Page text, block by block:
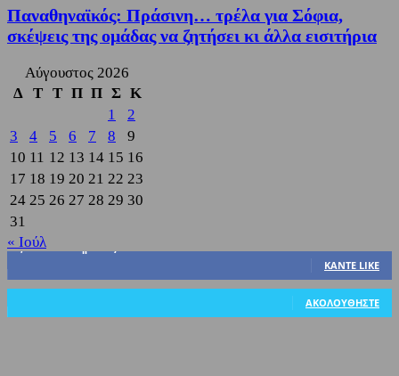
Παναθηναϊκός: Πράσινη… τρέλα για Σόφια,
σκέψεις της ομάδας να ζητήσει κι άλλα εισιτήρια
Αύγουστος 2026
Δ
Τ Τ Π Π Σ Κ
1
2
3
4 5 6 7 8
9
10 11 12 13 14 15 16
17 18 19 20 21 22 23
24 25 26 27 28 29 30
31
« Ιούλ
3,822
ΚΆΝΤΕ LIKE
ΑΚΟΛΟΥΘΉΣΤΕ